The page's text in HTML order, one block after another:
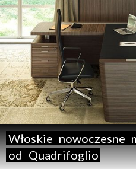
Włoskie nowoczesne
od Quadrifoglio